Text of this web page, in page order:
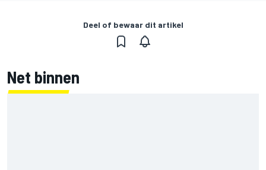
Deel of bewaar dit artikel
Net binnen